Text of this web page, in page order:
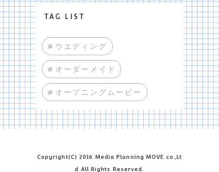
TAG LIST
#ウエディング
#オーダーメイド
#オープニングムービー
Copyright(C) 2016 Media Planning MOVE co.,Lt
d All Rights Reserved.